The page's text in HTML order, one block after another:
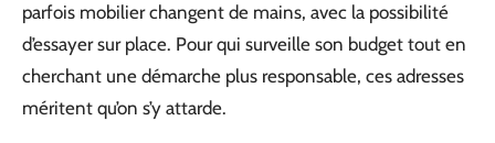
parfois mobilier changent de mains, avec la possibilité
d’essayer sur place. Pour qui surveille son budget tout en
cherchant une démarche plus responsable, ces adresses
méritent qu’on s’y attarde.